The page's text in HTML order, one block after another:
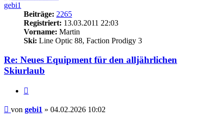
gebi1
Beiträge: 2265
Registriert: 13.03.2011 22:03
Vorname: Martin
Ski: Line Optic 88, Faction Prodigy 3
Re: Neues Equipment für den alljährlichen
Skiurlaub
Beitrag
von gebi1 » 04.02.2026 10:02